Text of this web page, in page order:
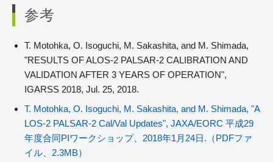
参考
T. Motohka, O. Isoguchi, M. Sakashita, and M. Shimada,
"RESULTS OF ALOS-2 PALSAR-2 CALIBRATION AND
VALIDATION AFTER 3 YEARS OF OPERATION",
IGARSS 2018, Jul. 25, 2018.
T. Motohka, O. Isoguchi, M. Sakashita, and M. Shimada, "A
LOS-2 PALSAR-2 Cal/Val Updates", JAXA/EORC 平成29
年度合同PIワークショップ、2018年1月24日.（PDFファ
イル、2.3MB）